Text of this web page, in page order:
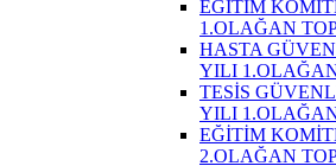
EĞİTİM
1.OLAĞAN
HASTA
YILI
TESİS
YILI
EĞİTİM
2.OLAĞAN